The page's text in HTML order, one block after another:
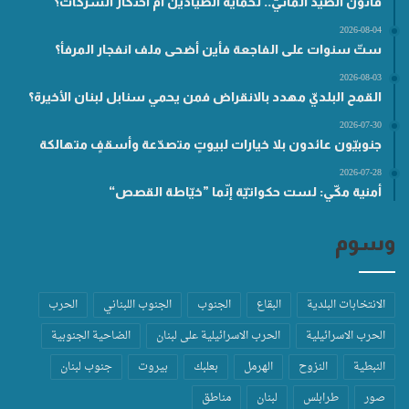
2026-08-04
ستّ سنوات على الفاجعة فأين أضحى ملف انفجار المرفأ؟
2026-08-03
القمح البلديّ مهدد بالانقراض فمن يحمي سنابل لبنان الأخيرة؟
2026-07-30
جنوبيّون عائدون بلا خيارات لبيوتٍ متصدّعة وأسقفٍ متهالكة
2026-07-28
أمنية مكّي: لست حكواتيّة إنّما ”خيّاطة القصص“
وسوم
الانتخابات البلدية البقاع الجنوب الجنوب اللبناني
الحرب
الحرب الاسرائيلية
الحرب الاسرائيلية على لبنان
الضاحية الجنوبية
النبطية
النزوح الهرمل بعلبك بيروت
جنوب لبنان
صور
طرابلس لبنان مناطق